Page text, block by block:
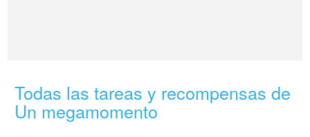
Todas las tareas y recompensas de
Un megamomento